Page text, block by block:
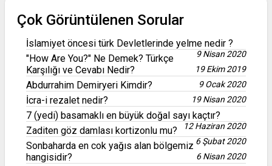
Çok Görüntülenen Sorular
İslamiyet öncesi türk Devletlerinde yelme nedir ?
9 Nisan 2020
"How Are You?" Ne Demek? Türkçe
Karşılığı ve Cevabı Nedir?
19 Ekim 2019
Abdurrahim Demiryeri Kimdir? 9 Ocak 2020
İcra-i rezalet nedir? 19 Nisan 2020
7 (yedi) basamaklı en büyük doğal sayı kaçtır?
12 Haziran 2020
Zaditen göz damlası kortizonlu mu?
6 Şubat 2020
Sonbaharda en cok yağıs alan bölgemiz
hangisidir?
6 Nisan 2020